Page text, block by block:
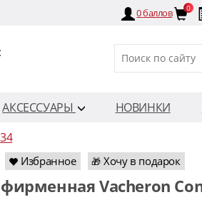
0баллов 0
АКСЕССУАРЫ НОВИНКИ
Избранное 🎁 Хочу в подарок